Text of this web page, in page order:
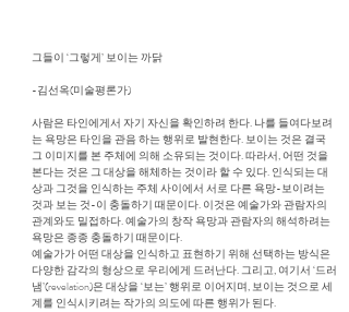
그들이 ‘그렇게’ 보이는 까닭
-김선옥(미술평론가)
사람은 타인에게서 자기 자신을 확인하려 한다. 나를 들여다보려
는 욕망은 타인을 관음 하는 행위로 발현한다. 보이는 것은 결국
그 이미지를 본 주체에 의해 소유되는 것이다. 따라서, 어떤 것을
본다는 것은 그 대상을 해체하는 것이라 할 수 있다. 인식되는 대
상과 그것을 인식하는 주체 사이에서 서로 다른 욕망-보이려는
것과 보는 것-이 충돌하기 때문이다. 이것은 예술가와 관람자의
관계와도 밀접하다. 예술가의 창작 욕망과 관람자의 해석하려는
욕망은 종종 충돌하기 때문이다.
예술가가 어떤 대상을 인식하고 표현하기 위해 선택하는 방식은
다양한 감각의 형상으로 우리에게 드러난다. 그리고, 여기서 ‘드러
냄’(revelation)은 대상을 ‘보는’ 행위로 이어지며, 보이는 것으로 세
계를 인식시키려는 작가의 의도에 따른 행위가 된다.